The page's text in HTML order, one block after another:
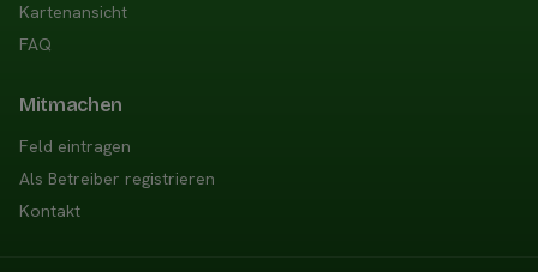
Kartenansicht
FAQ
Mitmachen
Feld eintragen
Als Betreiber registrieren
Kontakt